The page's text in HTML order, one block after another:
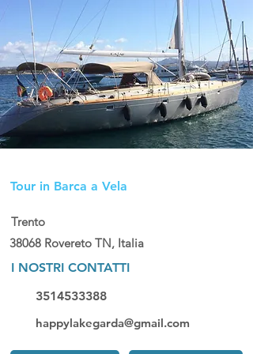
Tour in Barca a Vela
Trento
38068 Rovereto TN, Italia
I NOSTRI CONTATTI
3514533388
happylakegarda@gmail.com